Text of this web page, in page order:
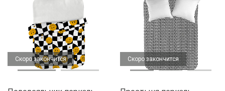
Скоро закончится Скоро закончится